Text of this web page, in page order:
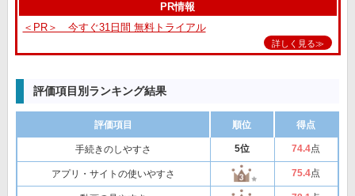
PR情報
＜PR＞ 今すぐ31日間 無料トライアル
詳しく見る≫
評価項目別ランキング結果
評価項目 順位 得点
手続きのしやすさ 5位 74.4点
アプリ・サイトの使いやすさ 75.4点